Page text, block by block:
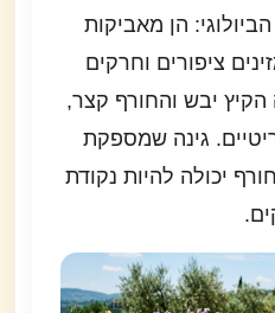
הן מאביקות
ציפורים וחרקים
יבש והחורף קצר,
גינה שמספקת
יכולה להיות נקודת